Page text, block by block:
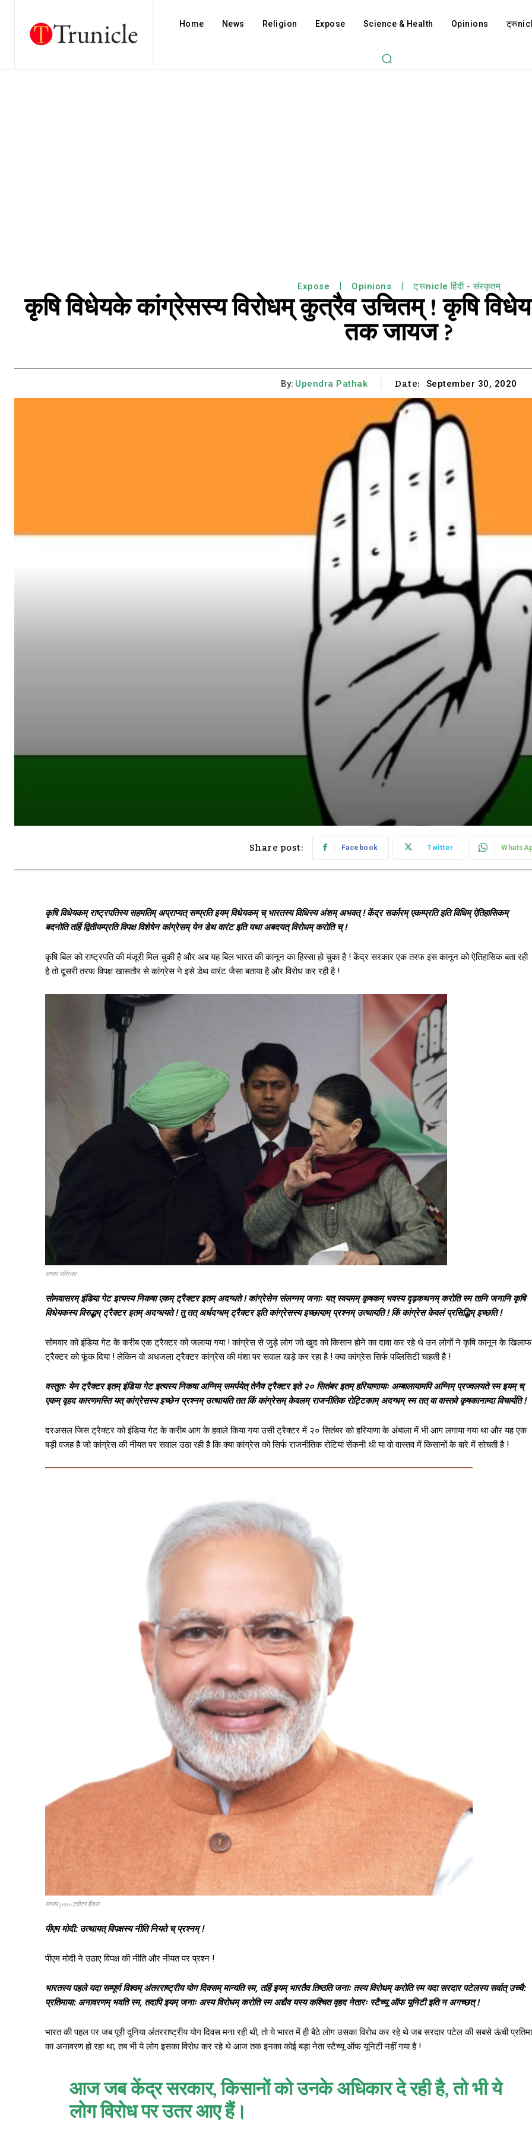
Home News Religion Expose Science & Health Opinions
Expose Opinions ट्रूnicle हिंदी - संस्कृतम्
कृषि विधेयके कांग्रेसस्य विरोधम् कुत्रैव उचितम् ! कृषि
तक जायज ?
By: Upendra Pathak Date: September 30, 2020
Share post: Facebook Twitter
कृषि विधेयकम् राष्ट्रपतिस्य सहमतिम् अप्राप्यत् सम्प्रति इयम् विधेयकम् च् भारतस्य विधिस्य अंशम् अभवत् ! केंद्र सर्कारम् एकम्प्रति इति विधिम् ऐतिहासिकम्
बदनोति तर्हि द्वितीयम्प्रति विपक्ष विशेषेन कांग्रेसम् येन डेथ वारंट इति यथा अबदयत् विरोधम् करोति च् !
कृषि बिल को राष्ट्रपति की मंजूरी मिल चुकी है और अब यह बिल भारत की कानून का हिस्सा हो चुका है ! केंद्र सरकार एक तरफ इस कानून को ऐतिहासिक बता रही
है तो दूसरी तरफ विपक्ष खासतौर से कांग्रेस ने इसे डेथ वारंट जैसा बताया है और विरोध कर रही है !
साभार पत्रिका
सोमवासरम् इंडिया गेट इत्यस्य निकषा एकम् ट्रैक्टर इतम् अदग्धते ! कांग्रेसेन संलग्नम् जनाः यत् स्वयमम् कृषकम् भवस्य दृढ़कथनम् करोति स्म तानि जनानि कृषि
विधेयकस्य विरुद्धम् ट्रैक्टर इतम् अदग्धयते ! तु तत् अर्धदग्धम् ट्रैक्टर इति कांग्रेसस्य इच्छायाम् प्रश्नम् उत्थायति ! किं कांग्रेस केवलं प्रसिद्धिम् इच्छति !
सोमवार को इंडिया गेट के करीब एक ट्रैक्टर को जलाया गया ! कांग्रेस से जुड़े लोग जो खुद को किसान होने का दावा कर रहे थे उन लोगों ने कृषि कानून के खिलाफ
ट्रैक्टर को फूंक दिया ! लेकिन वो अधजला ट्रैक्टर कांग्रेस की मंशा पर सवाल खड़े कर रहा है ! क्या कांग्रेस सिर्फ पब्लिसिटी चाहती है !
वस्तुतः येन ट्रैक्टर इतम् इंडिया गेट इत्यस्य निकषा अग्निम् समर्पयेत् तेनैव ट्रैक्टर इते २० सितंबर इतम् हरियाणायाः अम्बालायामपि अग्निम् प्रज्वलयते स्म इयम् च्
एकम् वृहद कारणमस्ति यत् कांग्रेसस्य इच्छेन प्रश्नम् उत्थायति तत किं कांग्रेसम् केवलम् राजनीतिक रोट्टिकाम् अदग्धम् स्म तत् वा वास्तवे कृषकानाम्दा विचार्यति !
दरअसल जिस ट्रैक्टर को इंडिया गेट के करीब आग के हवाले किया गया उसी ट्रैक्टर में २० सितंबर को हरियाणा के अंबाला में भी आग लगाया गया था और यह एक
बड़ी वजह है जो कांग्रेस की नीयत पर सवाल उठा रही है कि क्या कांग्रेस को सिर्फ राजनीतिक रोटियां सेंकनी थी या वो वास्तव में किसानों के बारे में सोचती है !
साभार pmo ट्वीटर हैंडल
पीएम मोदी: उत्थायत् विपक्षस्य नीति नियते च् प्रश्नम् !
पीएम मोदी ने उठाए विपक्ष की नीति और नीयत पर प्रश्न !
भारतस्य पहले यदा सम्पूर्ण विश्वम् अंतरराष्ट्रीय योग दिवसम् मान्यति स्म, तर्हि इयम् भारतैव तिष्ठति जनाः तस्य विरोधम् करोति स्म यदा सरदार पटेलस्य सर्वात् उच्चै:
प्रतिमाया: अनावरणम् भवति स्म, तदापि इयम् जनाः अस्य विरोधम् करोति स्म अद्यैव यस्य कश्चित वृहद नेतारः स्टैच्यू ऑफ यूनिटी इति न अगच्छत् !
भारत की पहल पर जब पूरी दुनिया अंतरराष्ट्रीय योग दिवस मना रही थी, तो ये भारत में ही बैठे लोग उसका विरोध कर रहे थे जब सरदार पटेल की सबसे ऊंची प्रतिमा
का अनावरण हो रहा था, तब भी ये लोग इसका विरोध कर रहे थे आज तक इनका कोई बड़ा नेता स्टैच्यू ऑफ यूनिटी नहीं गया है !
आज जब केंद्र सरकार, किसानों को उनके अधिकार दे रही है, तो भी ये
लोग विरोध पर उतर आए हैं।